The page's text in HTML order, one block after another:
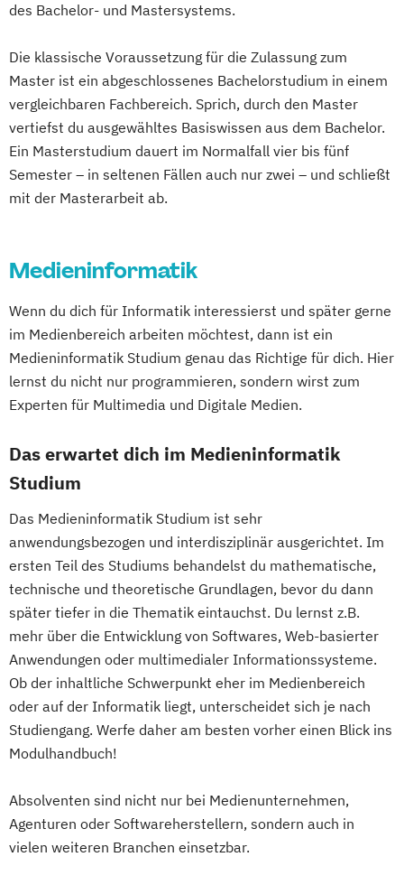
des Bachelor- und Mastersystems.
Die klassische Voraussetzung für die Zulassung zum
Master ist ein abgeschlossenes Bachelorstudium in einem
vergleichbaren Fachbereich. Sprich, durch den Master
vertiefst du ausgewähltes Basiswissen aus dem Bachelor.
Ein Masterstudium dauert im Normalfall vier bis fünf
Semester – in seltenen Fällen auch nur zwei – und schließt
mit der Masterarbeit ab.
Medieninformatik
Wenn du dich für Informatik interessierst und später gerne
im Medienbereich arbeiten möchtest, dann ist ein
Medieninformatik Studium genau das Richtige für dich. Hier
lernst du nicht nur programmieren, sondern wirst zum
Experten für Multimedia und Digitale Medien.
Das erwartet dich im Medieninformatik
Studium
Das Medieninformatik Studium ist sehr
anwendungsbezogen und interdisziplinär ausgerichtet. Im
ersten Teil des Studiums behandelst du mathematische,
technische und theoretische Grundlagen, bevor du dann
später tiefer in die Thematik eintauchst. Du lernst z.B.
mehr über die Entwicklung von Softwares, Web-basierter
Anwendungen oder multimedialer Informationssysteme.
Ob der inhaltliche Schwerpunkt eher im Medienbereich
oder auf der Informatik liegt, unterscheidet sich je nach
Studiengang. Werfe daher am besten vorher einen Blick ins
Modulhandbuch!
Absolventen sind nicht nur bei Medienunternehmen,
Agenturen oder Softwareherstellern, sondern auch in
vielen weiteren Branchen einsetzbar.